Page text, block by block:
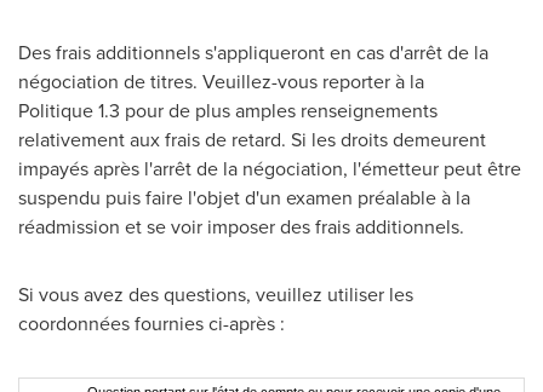
Des frais additionnels s'appliqueront en cas d'arrêt de la
négociation de titres. Veuillez-vous reporter à la
Politique 1.3 pour de plus amples renseignements
relativement aux frais de retard. Si les droits demeurent
impayés après l'arrêt de la négociation, l'émetteur peut être
suspendu puis faire l'objet d'un examen préalable à la
réadmission et se voir imposer des frais additionnels.
Si vous avez des questions, veuillez utiliser les
coordonnées fournies ci-après :